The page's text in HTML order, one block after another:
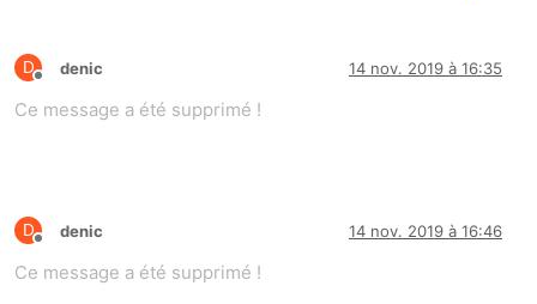
D
Hors-ligne
denic 14 nov. 2019 à 16:35
Ce message a été supprimé !
D
Hors-ligne
denic 14 nov. 2019 à 16:46
Ce message a été supprimé !